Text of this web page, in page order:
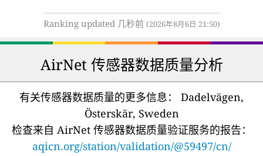
Ranking updated 几秒前 (2026年8月6日 21:50)
AirNet 传感器数据质量分析
有关传感器数据质量的更多信息：
Dadelvägen,
Österskär, Sweden
检查来自 AirNet 传感器数据质量验证服务的报告：
aqicn.org/station/validation/@59497/cn/